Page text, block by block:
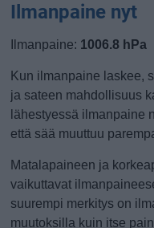
Ilmanpaine nyt
Ilmanpaine: 1006.8 hPa
Kun ilmanpaine laskee,
ja sateen mahdollisuus
lähestyessä ilmanpaine
että sää muuttuu
Matalapaineen ja
vaikuttavat
suurempi merkitys on
muutoksilla kuin itse